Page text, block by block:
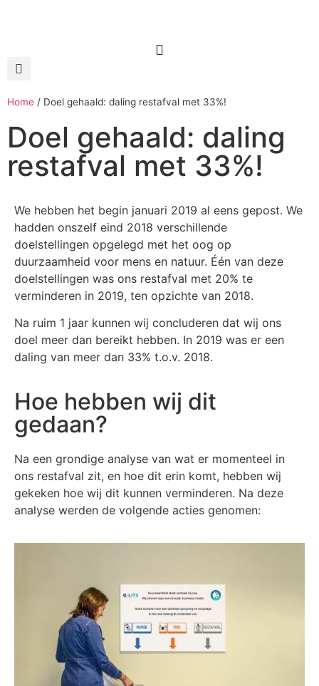
Home / Doel gehaald: daling restafval met 33%!
Doel gehaald: daling
restafval met 33%!
We hebben het begin januari 2019 al eens gepost. We
hadden onszelf eind 2018 verschillende
doelstellingen opgelegd met het oog op
duurzaamheid voor mens en natuur. Één van deze
doelstellingen was ons restafval met 20% te
verminderen in 2019, ten opzichte van 2018.
Na ruim 1 jaar kunnen wij concluderen dat wij ons
doel meer dan bereikt hebben. In 2019 was er een
daling van meer dan 33% t.o.v. 2018.
Hoe hebben wij dit
gedaan?
Na een grondige analyse van wat er momenteel in
ons restafval zit, en hoe dit erin komt, hebben wij
gekeken hoe wij dit kunnen verminderen. Na deze
analyse werden de volgende acties genomen: